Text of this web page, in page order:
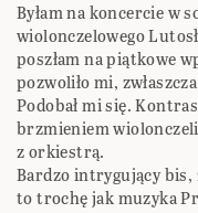
Byłam na koncercie w
wiolonczelowego
poszłam na piątkowe
pozwoliło mi,
Podobał mi się.
brzmieniem
z orkiestrą.
Bardzo intrygujący bis,
to trochę jak muzyka